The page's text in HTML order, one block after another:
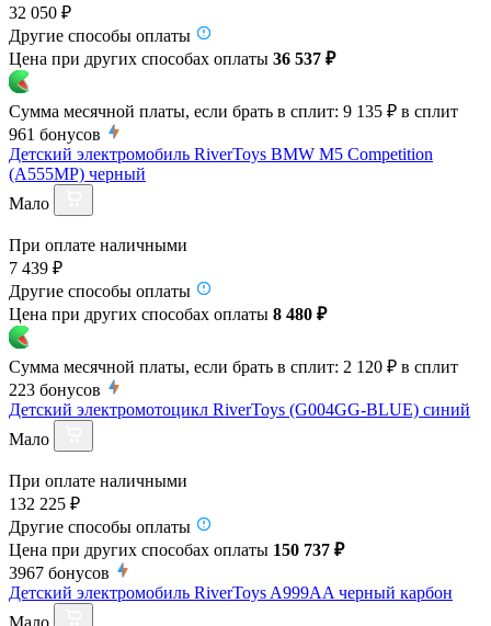
32 050 ₽
Другие способы оплаты
Цена при других способах оплаты 36 537 ₽
Сумма месячной платы, если брать в сплит: 9 135 ₽ в сплит
961 бонусов
Детский электромобиль RiverToys BMW M5 Competition
(A555MP) черный
Мало
При оплате наличными
7 439 ₽
Другие способы оплаты
Цена при других способах оплаты 8 480 ₽
Сумма месячной платы, если брать в сплит: 2 120 ₽ в сплит
223 бонусов
Детский электромотоцикл RiverToys (G004GG-BLUE) синий
Мало
При оплате наличными
132 225 ₽
Другие способы оплаты
Цена при других способах оплаты 150 737 ₽
3967 бонусов
Детский электромобиль RiverToys A999AA черный карбон
Мало